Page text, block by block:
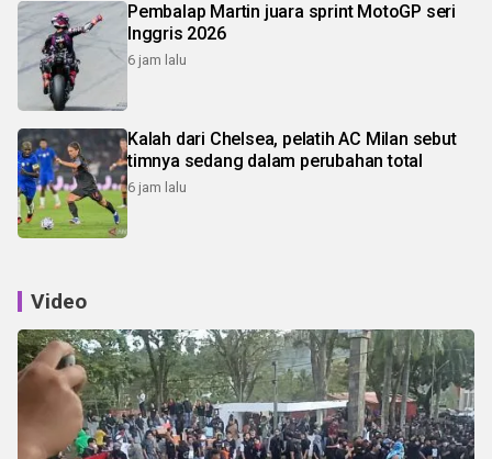
Pembalap Martin juara sprint MotoGP seri
Inggris 2026
6 jam lalu
Kalah dari Chelsea, pelatih AC Milan sebut
timnya sedang dalam perubahan total
6 jam lalu
Video